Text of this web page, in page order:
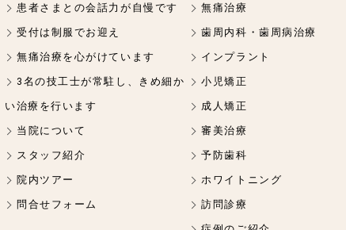
患者さまとの会話力が自慢です
受付は制服でお迎え
無痛治療を心がけています
3名の技工士が常駐し、きめ細か
い治療を行います
当院について
スタッフ紹介
院内ツアー
問合せフォーム
無痛治療
歯周内科・歯周病治療
インプラント
小児矯正
成人矯正
審美治療
予防歯科
ホワイトニング
訪問診療